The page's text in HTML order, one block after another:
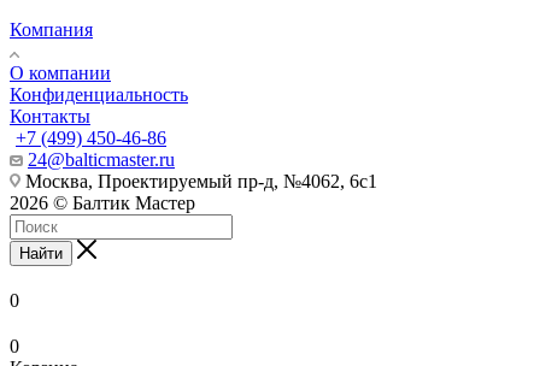
Компания
О компании
Конфиденциальность
Контакты
+7 (499) 450-46-86
24@balticmaster.ru
Москва, Проектируемый пр-д, №4062, 6с1
2026 © Балтик Мастер
Найти
0
0